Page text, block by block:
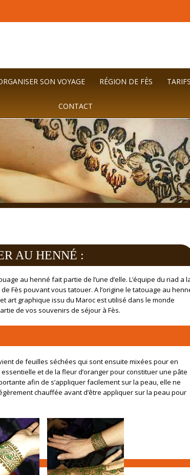
SON VOYAGE RÉGION DE FÈS
CONTACT
AU HENNÉ :
au henné fait partie de l’une d’elle. L’équipe du riad a
Fès pouvant vous tatouer. A l’origine le tatouage au
art graphique issu du Maroc est utilisé dans le monde
de vos souvenirs de séjour à Fès.
de feuilles séchées qui sont ensuite mixées pour en
et de la fleur d’oranger pour constituer une pâte
afin de s’appliquer facilement sur la peau, elle ne
chauffée avant d’être appliquer sur la peau pour